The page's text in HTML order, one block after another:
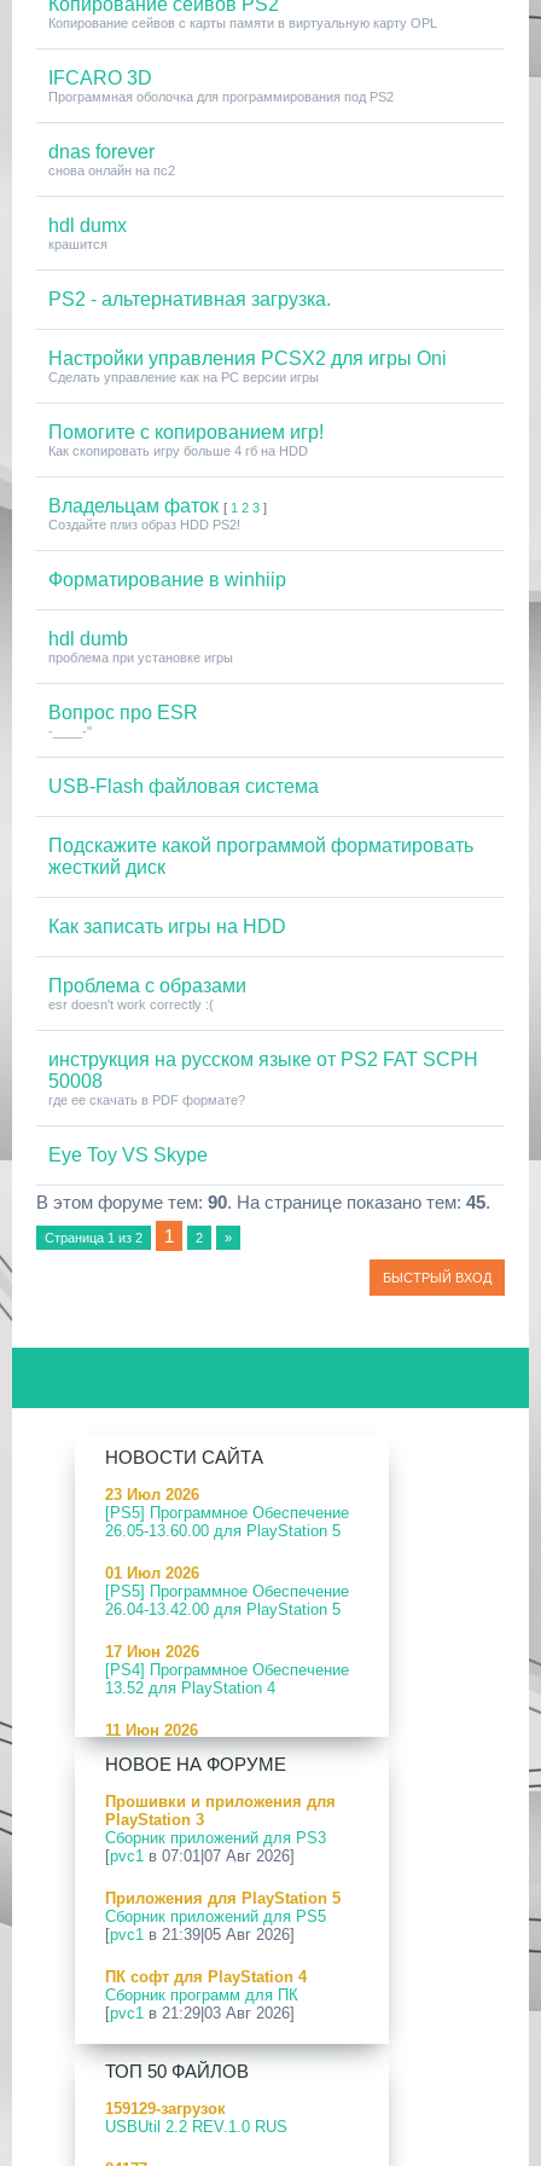
Копирование сейвов PS2
Копирование сейвов с карты памяти в виртуальную карту OPL
IFCARO 3D
Программная оболочка для программирования под PS2
dnas forever
снова онлайн на пс2
hdl dumx
крашится
PS2 - альтернативная загрузка.
Настройки управления PCSX2 для игры Oni
Сделать управление как на PC версии игры
Помогите с копированием игр!
Как скопировать игру больше 4 гб на HDD
Владельцам фаток [ 1 2 3 ]
Создайте плиз образ HDD PS2!
Форматирование в winhiip
hdl dumb
проблема при установке игры
Вопрос про ESR
-____-''
USB-Flash файловая система
Подскажите какой программой форматировать
жесткий диск
Как записать игры на HDD
Проблема с образами
esr doesn't work correctly :(
инструкция на русском языке от PS2 FAT SCPH
50008
где ее скачать в PDF формате?
Eye Toy VS Skype
В этом форуме тем: 90. На странице показано тем: 45.
Страница 1 из 2 1 2 »
НОВОСТИ САЙТА
23 Июл 2026
[PS5] Программное Обеспечение
26.05-13.60.00 для PlayStation 5
01 Июл 2026
[PS5] Программное Обеспечение
26.04-13.42.00 для PlayStation 5
17 Июн 2026
[PS4] Программное Обеспечение
13.52 для PlayStation 4
11 Июн 2026
[PS5] Программное Обеспечение
26.04-13.40.00 для PlayStation 5
24 Апр 2026
[PS5] Программное Обеспечение
26.03-13.20.00 для PlayStation 5
12 Апр 2026
[PS Portal] Программное
Обеспечение 7.0.2 для PS Portal
09 Апр 2026
[PS3|CFW] webMAN MOD
v1.47.48p
29 Мар 2026
[PS3] PS3HEN v3.5.0
19 Мар 2026
[PS Portal] Программное
НОВОЕ НА ФОРУМЕ
Прошивки и приложения для
PlayStation 3
Сборник приложений для PS3
[pvc1 в 07:01|07 Авг 2026]
Приложения для PlayStation 5
Сборник приложений для PS5
[pvc1 в 21:39|05 Авг 2026]
ПК софт для PlayStation 4
Сборник программ для ПК
[pvc1 в 21:29|03 Авг 2026]
ПК софт для PlayStation 5
Сборник программ для ПК
Приложения для PlayStation 5
ТОП 50 ФАЙЛОВ
159129-загрузок
USBUtil 2.2 REV.1.0 RUS